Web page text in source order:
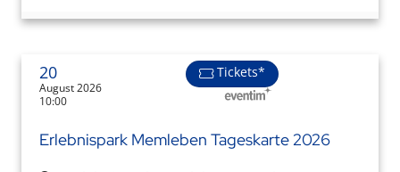
20
August 2026
10:00
Tickets*
Erlebnispark Memleben Tageskarte 2026